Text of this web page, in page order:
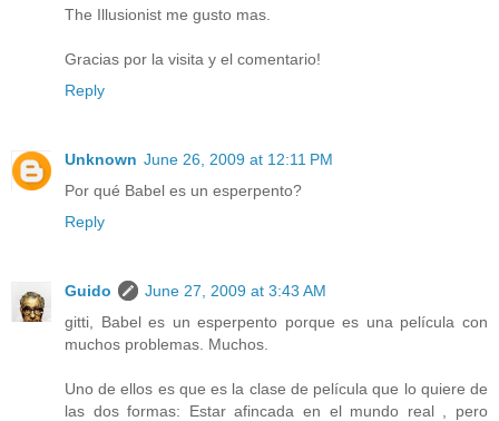
The Illusionist me gusto mas.
Gracias por la visita y el comentario!
Reply
Unknown June 26, 2009 at 12:11 PM
Por qué Babel es un esperpento?
Reply
Guido
June 27, 2009 at 3:43 AM
gitti, Babel es un esperpento porque es una película con
muchos problemas. Muchos.
Uno de ellos es que es la clase de película que lo quiere de
las dos formas: Estar afincada en el mundo real , pero